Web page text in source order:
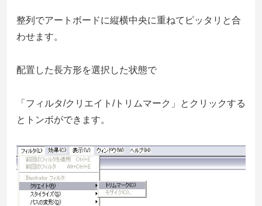
整列でアートボードに縦横中央に重ねてピッタリと合
わせます。
配置した長方形を選択した状態で
「フィルタ/クリエイト/トリムマーク」とクリックする
とトンボができます。